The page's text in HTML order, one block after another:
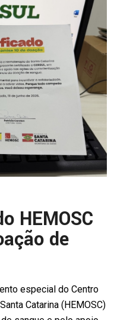
HEMOSC
de
especial do Centro
Catarina (HEMOSC)